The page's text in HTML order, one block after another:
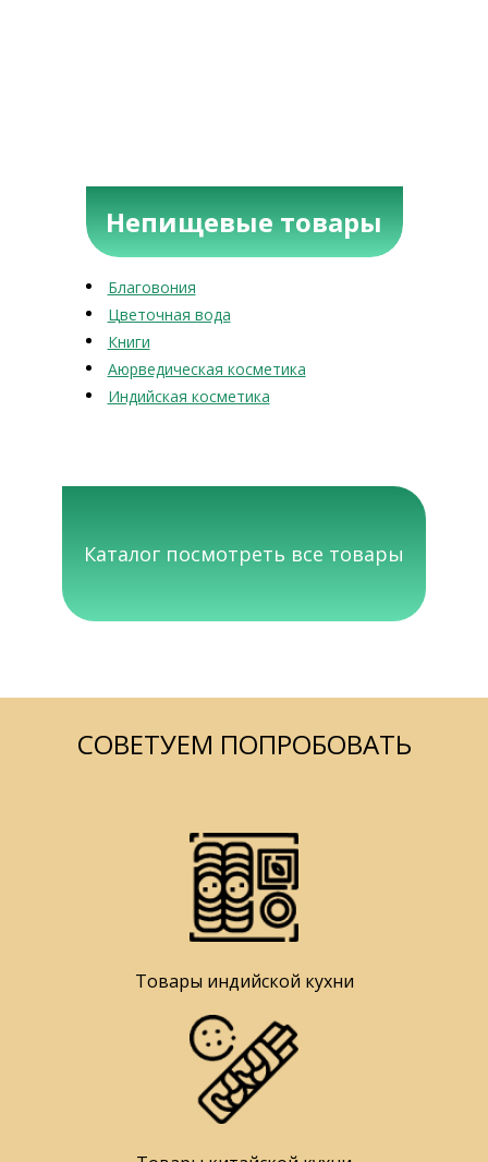
Непищевые товары
Благовония
Цветочная вода
Книги
Аюрведическая косметика
Индийская косметика
Каталог посмотреть все товары
СОВЕТУЕМ ПОПРОБОВАТЬ
Товары индийской кухни